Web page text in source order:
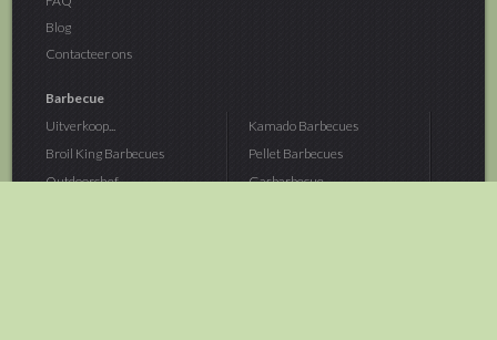
Blog
Contacteer ons
Barbecue
Uitverkoop...
Broil King Barbecues
Outdoorchef...
Kamado Barbecues
Pellet Barbecues
Gasbarbecue